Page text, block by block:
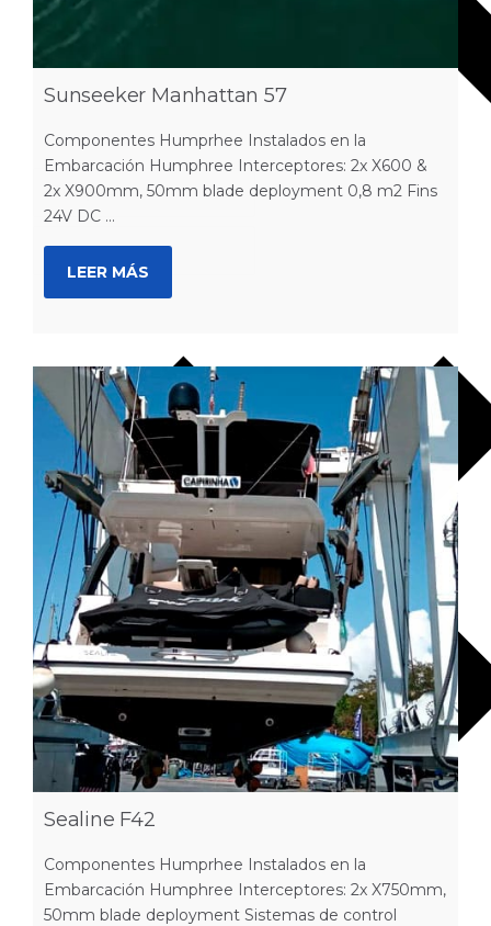
Sunseeker Manhattan 57
Componentes Humprhee Instalados en la
Embarcación Humphree Interceptores: 2x X600 &
2x X900mm, 50mm blade deployment 0,8 m2 Fins
24V DC ...
LEER MÁS
Sealine F42
Componentes Humprhee Instalados en la
Embarcación Humphree Interceptores: 2x X750mm,
50mm blade deployment Sistemas de control